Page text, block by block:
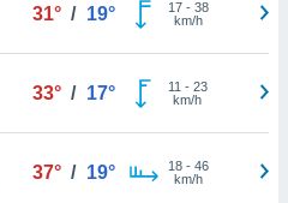
31° / 19° 17- 38
km/h
33° / 17° 11 - 23
km/h
37° / 19° 18- 46
km/h